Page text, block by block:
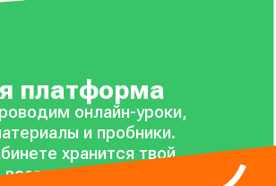
платформа
онлайн-уроки,
и пробники.
хранится твой
можно посмотреть,